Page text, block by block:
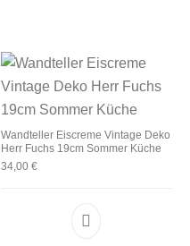
Wandteller Eiscreme Vintage Deko
Herr Fuchs 19cm Sommer Küche
34,00 €